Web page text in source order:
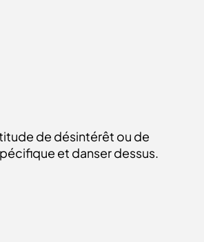
de désintérêt ou de
et danser dessus.